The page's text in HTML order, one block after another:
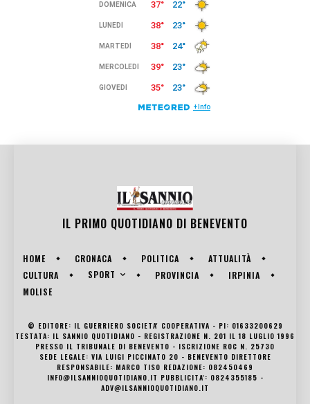
IL PRIMO QUOTIDIANO DI BENEVENTO
HOME CRONACA POLITICA
ATTUALITÀ
CULTURA
SPORT PROVINCIA
IRPINIA
MOLISE
© EDITORE: IL GUERRIERO SOCIETA' COOPERATIVA - PI: 01633200629
TESTATA: IL SANNIO QUOTIDIANO - REGISTRAZIONE N. 201 IL 18 LUGLIO 1996
PRESSO IL TRIBUNALE DI BENEVENTO - ISCRIZIONE ROC N. 25730
SEDE LEGALE: VIA LUIGI PICCINATO 20 - BENEVENTO DIRETTORE
RESPONSABILE: MARCO TISO REDAZIONE: 082450469
INFO@ILSANNIOQUOTIDIANO.IT PUBBLICITA': 0824355185 -
ADV@ILSANNIOQUOTIDIANO.IT